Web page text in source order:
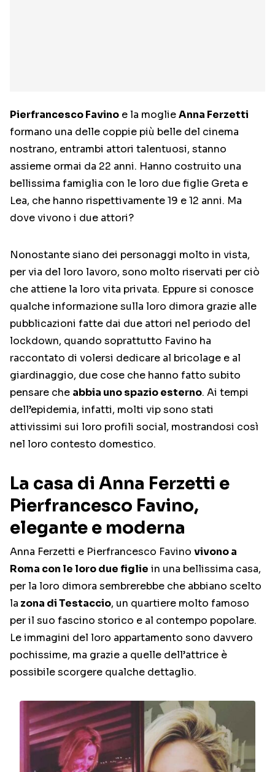
Pierfrancesco Favino e la moglieAnna Ferzetti
formano una delle coppie più belle del cinema
nostrano, entrambi attori talentuosi, stanno
assieme ormai da 22 anni. Hanno costruito una
bellissima famiglia con le loro due figlie Greta e
Lea, che hanno rispettivamente 19 e 12 anni. Ma
dove vivono i due attori?
Nonostante siano dei personaggi molto in vista,
per via del loro lavoro, sono molto riservati per ciò
che attiene la loro vita privata. Eppure si conosce
qualche informazione sulla loro dimora grazie alle
pubblicazioni fatte dai due attori nel periodo del
lockdown, quando soprattutto Favino ha
raccontato di volersi dedicare al bricolage e al
giardinaggio, due cose che hanno fatto subito
pensare che abbia uno spazio esterno. Ai tempi
dell’epidemia, infatti, molti vip sono stati
attivissimi sui loro profili social, mostrandosi così
nel loro contesto domestico.
La casa di Anna Ferzetti e
Pierfrancesco Favino,
elegante e moderna
Anna Ferzetti e Pierfrancesco Favino vivono a
Roma con le loro due figlie in una bellissima casa,
per la loro dimora sembrerebbe che abbiano scelto
la zona di Testaccio, un quartiere molto famoso
per il suo fascino storico e al contempo popolare.
Le immagini del loro appartamento sono davvero
pochissime, ma grazie a quelle dell’attrice è
possibile scorgere qualche dettaglio.